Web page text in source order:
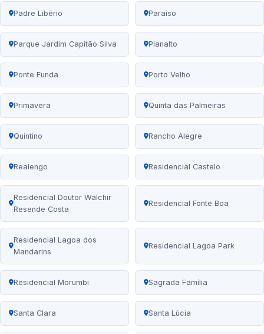
Padre Libério Paraíso
Parque Jardim Capitão Silva Planalto
Ponte Funda Porto Velho
Primavera Quinta das Palmeiras
Quintino Rancho Alegre
Realengo Residencial Castelo
Residencial Doutor Walchir
Resende Costa
Residencial Fonte Boa
Residencial Lagoa dos
Mandarins
Residencial Lagoa Park
Residencial Morumbi Sagrada Família
Santa Clara Santa Lúcia